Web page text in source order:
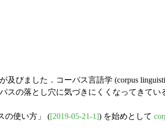
びました．コーパス言語学 (corpus
の落とし穴に気づきにくくなってきて
の使い方」 ([2019-05-21-1]) を始めとして